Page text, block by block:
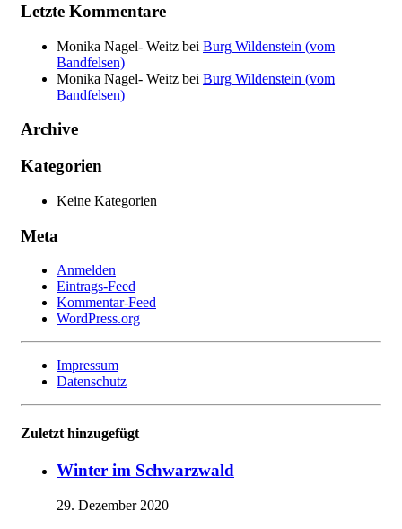
Letzte Kommentare
Monika Nagel- Weitz bei Burg Wildenstein (vom
Bandfelsen)
Monika Nagel- Weitz bei Burg Wildenstein (vom
Bandfelsen)
Archive
Kategorien
Keine Kategorien
Meta
Anmelden
Eintrags-Feed
Kommentar-Feed
WordPress.org
Impressum
Datenschutz
Zuletzt hinzugefügt
Winter im Schwarzwald
29. Dezember 2020